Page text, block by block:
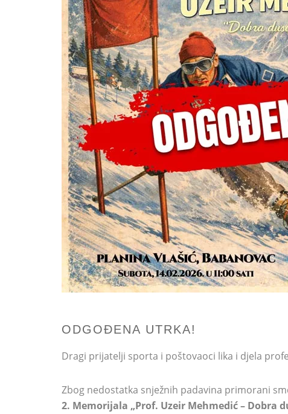
ODGOĐENA UTRKA!
Dragi prijatelji sporta i poštovaoci lika i djela
Zbog nedostatka snježnih padavina primorani
2. Memorijala „Prof. Uzeir Mehmedić – Dobra